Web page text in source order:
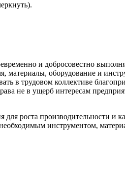
и добросовестно
материалы, оборудование и
в трудовом коллективе
не в ущерб интересам
роста производительности и
инструментом,